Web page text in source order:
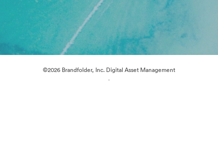
©2026 Brandfolder, Inc. Digital Asset Management
·